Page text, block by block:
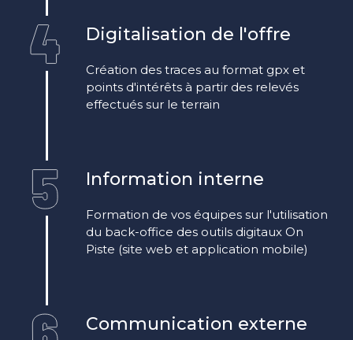
Digitalisation de l'offre
Création des traces au format gpx et
points d'intérêts à partir des relevés
effectués sur le terrain
Information interne
Formation de vos équipes sur l'utilisation
du back-office des outils digitaux On
Piste (site web et application mobile)
Communication externe